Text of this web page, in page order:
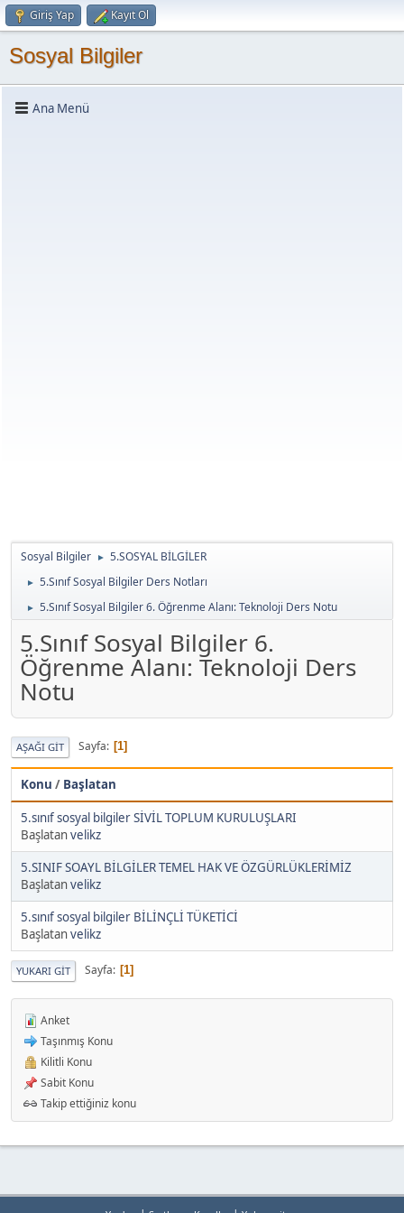
Giriş Yap Kayıt Ol
Sosyal Bilgiler
Ana Menü
Sosyal Bilgiler ► 5.SOSYAL BİLGİLER
► 5.Sınıf Sosyal Bilgiler Ders Notları
► 5.Sınıf Sosyal Bilgiler 6. Öğrenme Alanı: Teknoloji Ders Notu
5.Sınıf Sosyal Bilgiler 6.
Öğrenme Alanı: Teknoloji Ders
Notu
AŞAĞI GIT Sayfa 1
Konu / Başlatan
5.sınıf sosyal bilgiler SİVİL TOPLUM KURULUŞLARI
Başlatanvelikz
5.SINIF SOAYL BİLGİLER TEMEL HAK VE ÖZGÜRLÜKLERİMİZ
Başlatanvelikz
5.sınıf sosyal bilgiler BİLİNÇLİ TÜKETİCİ
Başlatanvelikz
YUKARI GIT Sayfa 1
Anket
Taşınmış Konu
Kilitli Konu
Sabit Konu
Takip ettiğiniz konu